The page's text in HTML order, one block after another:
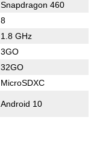
Snapdragon 460
8
1.8 GHz
3GO
32GO
MicroSDXC
Android 10